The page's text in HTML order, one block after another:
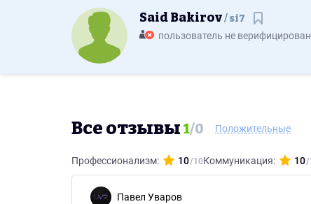
Said Bakirov si7
пользователь не верифицирован
Все отзывы1/0 Положительные
Профессионализм: 10 Коммуникация: 10
Павел Уваров